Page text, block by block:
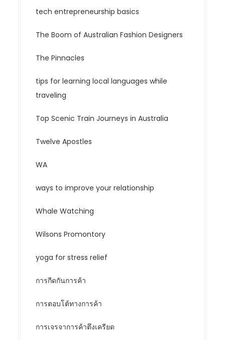
tech entrepreneurship basics
The Boom of Australian Fashion Designers
The Pinnacles
tips for learning local languages while
traveling
Top Scenic Train Journeys in Australia
Twelve Apostles
WA
ways to improve your relationship
Whale Watching
Wilsons Promontory
yoga for stress relief
การกีดกันการค้า
การตอบโต้ทางการค้า
การเจรจาการค้าตึงเครียด